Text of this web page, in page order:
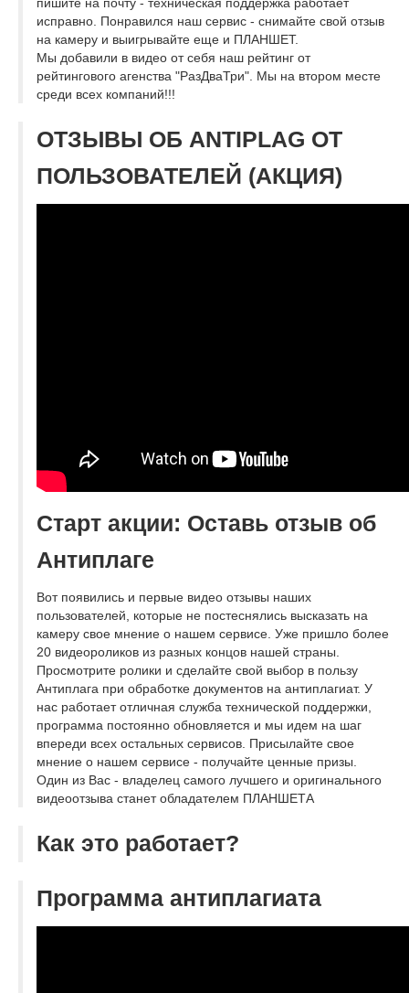
исправно. Понравился наш сервис - снимайте свой отзыв
на камеру и выигрывайте еще и ПЛАНШЕТ.
Мы добавили в видео от себя наш рейтинг от
рейтингового агенства "РазДваТри". Мы на втором месте
среди всех компаний!!!
ОТЗЫВЫ ОБ ANTIPLAG ОТ
ПОЛЬЗОВАТЕЛЕЙ (АКЦИЯ)
Старт акции: Оставь отзыв об
Антиплаге
Вот появились и первые видео отзывы наших
пользователей, которые не постеснялись высказать на
камеру свое мнение о нашем сервисе. Уже пришло более
20 видеороликов из разных концов нашей страны.
Просмотрите ролики и сделайте свой выбор в пользу
Антиплага при обработке документов на антиплагиат. У
нас работает отличная служба технической поддержки,
программа постоянно обновляется и мы идем на шаг
впереди всех остальных сервисов. Присылайте свое
мнение о нашем сервисе - получайте ценные призы.
Один из Вас - владелец самого лучшего и оригинального
видеоотзыва станет обладателем ПЛАНШЕТА
Как это работает?
Программа антиплагиата